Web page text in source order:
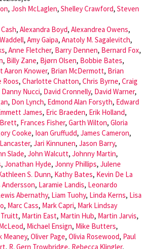
, Josh McLaglen, Shelley Crawford, Steven
, Alexandra Boyd, Alexandrea Owens,
, Amy Gaipa, Anatoly M. Sagalevitch,
, Anne Fletcher, Barry Dennen, Bernard Fox,
, Billy Zane, Bjørn Olsen, Bobbie Bates,
Aaron Knower, Brian McDermott, Brian
Roos, Charlotte Chatton, Chris Byrne, Craig
Danny Nucci, David Cronnelly, David Warner,
, Don Lynch, Edmond Alan Forsyth, Edward
James, Eric Braeden, Erik Holland,
, Frances Fisher, Garth Wilton, Gloria
Cooke, Ioan Gruffudd, James Cameron,
, Jari Kinnunen, Jason Barry,
Slade, John Walcutt, Johnny Martin,
, Jonathan Hyde, Jonny Phillips, Julene
S. Dunn, Kathy Bates, Kevin De La
Andersson, Laramie Landis, Leonardo
Abernathy, Liam Tuohy, Linda Kerns, Lisa
, Marc Cass, Mark Capri, Mark Lindsay
Truitt, Martin East, Martin Hub, Martin Jarvis,
, Michael Ensign, Mike Butters,
Meaney, Oliver Page, Olivia Rosewood, Paul
, R. Gern Trowbridge, Rebecca Klingler,